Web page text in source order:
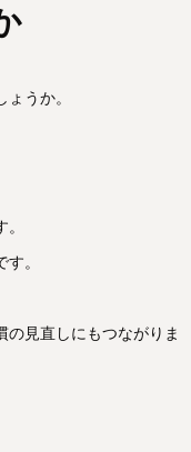
うか。
。
見直しにもつながりま